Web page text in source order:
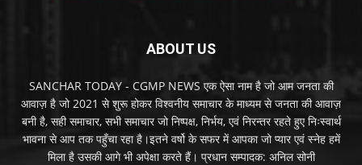
ABOUT US
SANCHAR TODAY - CGMP NEWS एक ऐसा नाम है जो आम जनता की
आवाज़ है जो 2021 से शुरू होकर विश्वनीय समाचार के माध्यम से जनता की आवाज़
बनी है, सही समाचार, सभी समाचार जो निष्पक्ष, निर्भय, एवं निरन्तर रहते हुए निःस्वार्थ
भावना से आप तक पहुँचा रहा है।इतने वर्षो के सफर में आपका जो प्यार एवं स्नेह हमें
मिला है उसकी आगे भी अपेक्षा करते हैं। प्रधान सम्पादक: अनिल सोनी